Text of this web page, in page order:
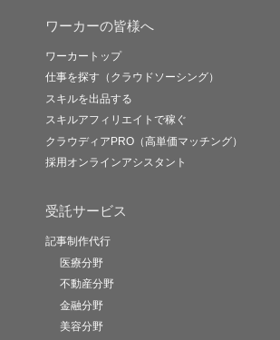
ワーカーの皆様へ
ワーカートップ
仕事を探す（クラウドソーシング）
スキルを出品する
スキルアフィリエイトで稼ぐ
クラウディアPRO（高単価マッチング）
採用オンラインアシスタント
受託サービス
記事制作代行
医療分野
不動産分野
金融分野
美容分野